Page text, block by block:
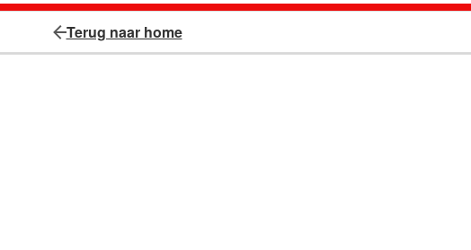
Terug naar home